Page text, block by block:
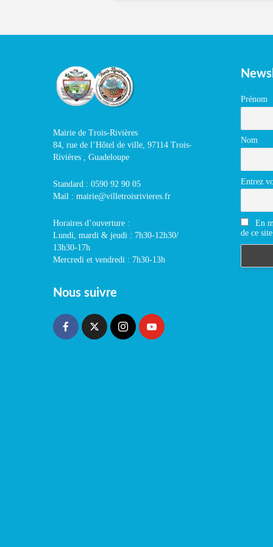
Mairie de Trois-Rivières
84, rue de l’Hôtel de ville, 97114 Trois-
Rivières , Guadeloupe
Standard : 0590 92 90 05
Mail : mairie@villetroisrivieres.fr
Horaires d’ouverture :
Lundi, mardi & jeudi : 7h30-12h30/
13h30-17h
Mercredi et vendredi : 7h30-13h
Nous suivre
Prénom
Nom
Entrez
En
de ce site